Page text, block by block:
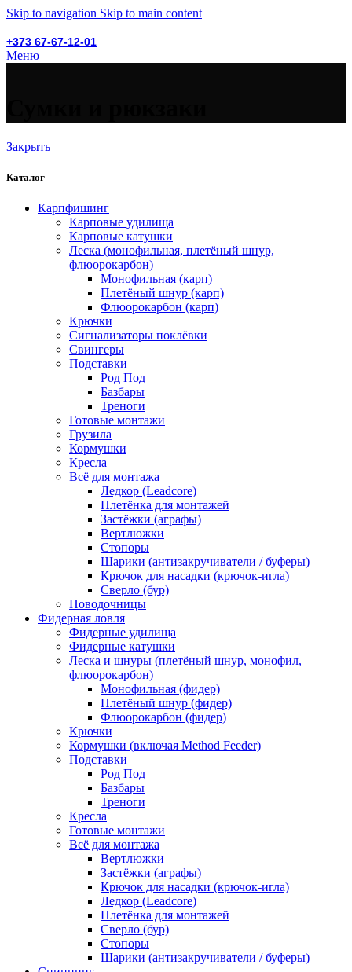
Skip to navigation Skip to main content
+373 67-67-12-01
Меню
Закрыть
Каталог
Карпфишинг
Карповые удилища
Карповые катушки
Леска (монофильная, плетёный шнур,
флюорокарбон)
Монофильная (карп)
Плетёный шнур (карп)
Флюорокарбон (карп)
Крючки
Сигнализаторы поклёвки
Свингеры
Подставки
Род Под
Базбары
Треноги
Готовые монтажи
Грузила
Кормушки
Кресла
Всё для монтажа
Ледкор (Leadcore)
Плетёнка для монтажей
Застёжки (аграфы)
Вертлюжки
Стопоры
Шарики (антизакручиватели / буферы)
Крючок для насадки (крючок-игла)
Сверло (бур)
Поводочницы
Фидерная ловля
Фидерные удилища
Фидерные катушки
Леска и шнуры (плетёный шнур, монофил,
флюорокарбон)
Монофильная (фидер)
Плетёный шнур (фидер)
Флюорокарбон (фидер)
Крючки
Кормушки (включая Method Feeder)
Подставки
Род Под
Базбары
Треноги
Кресла
Готовые монтажи
Всё для монтажа
Вертлюжки
Застёжки (аграфы)
Крючок для насадки (крючок-игла)
Ледкор (Leadcore)
Плетёнка для монтажей
Сверло (бур)
Стопоры
Шарики (антизакручиватели / буферы)